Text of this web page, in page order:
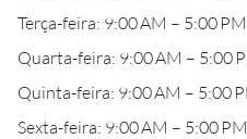
Terça-feira: 9:00 AM – 5:00 PM
Quarta-feira: 9:00 AM – 5:00
Quinta-feira: 9:00 AM – 5:00
Sexta-feira: 9:00 AM – 5:00 PM